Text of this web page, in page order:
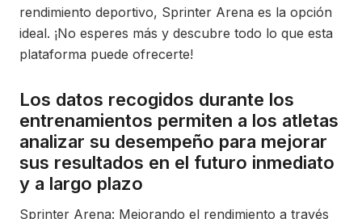
rendimiento deportivo, Sprinter Arena es la opción
ideal. ¡No esperes más y descubre todo lo que esta
plataforma puede ofrecerte!
Los datos recogidos durante los
entrenamientos permiten a los atletas
analizar su desempeño para mejorar
sus resultados en el futuro inmediato
y a largo plazo
Sprinter Arena: Mejorando el rendimiento a través